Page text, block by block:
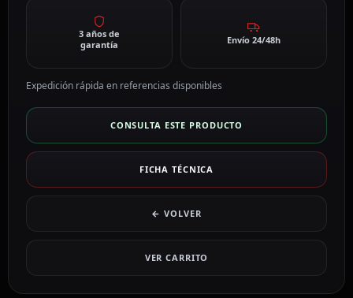
3 años de
garantía
Envío 24/48h
Expedición rápida en referencias disponibles
CONSULTA ESTE PRODUCTO
FICHA TÉCNICA
← VOLVER
VER CARRITO